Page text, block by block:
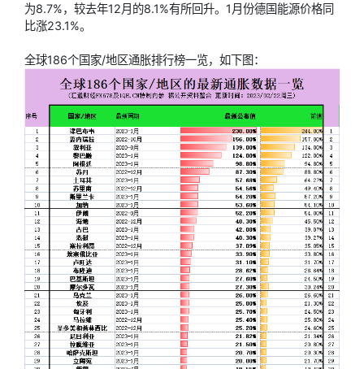
为8.7%，较去年12月的8.1%有所回升。1月份德国能源价格同
比涨23.1%。
全球186个国家/地区通胀排行榜一览，如下图：